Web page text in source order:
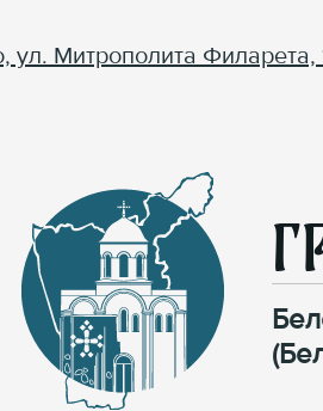
ул. Митрополита Филарета,